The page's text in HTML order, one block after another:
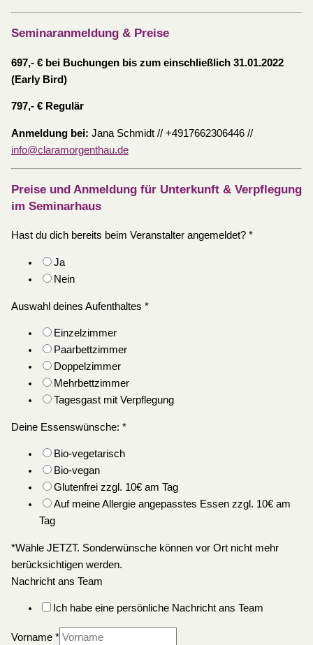
Seminaranmeldung & Preise
697,- € bei Buchungen bis zum einschließlich 31.01.2022
(Early Bird)
797,- € Regulär
Anmeldung bei: Jana Schmidt // +4917662306446 //
info@claramorgenthau.de
Preise und Anmeldung für Unterkunft & Verpflegung
im Seminarhaus
Hast du dich bereits beim Veranstalter angemeldet? *
Ja
Nein
Auswahl deines Aufenthaltes *
Einzelzimmer
Paarbettzimmer
Doppelzimmer
Mehrbettzimmer
Tagesgast mit Verpflegung
Deine Essenswünsche: *
Bio-vegetarisch
Bio-vegan
Glutenfrei zzgl. 10€ am Tag
Auf meine Allergie angepasstes Essen zzgl. 10€ am
Tag
*Wähle JETZT. Sonderwünsche können vor Ort nicht mehr
berücksichtigen werden.
Nachricht ans Team
Ich habe eine persönliche Nachricht ans Team
Vorname *